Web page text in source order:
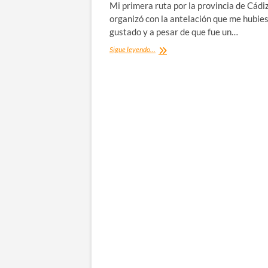
Mi primera ruta por la provincia de
organizó con la antelación que me
gustado y a pesar de que fue un…
Sigue leyendo... ¿Dónde